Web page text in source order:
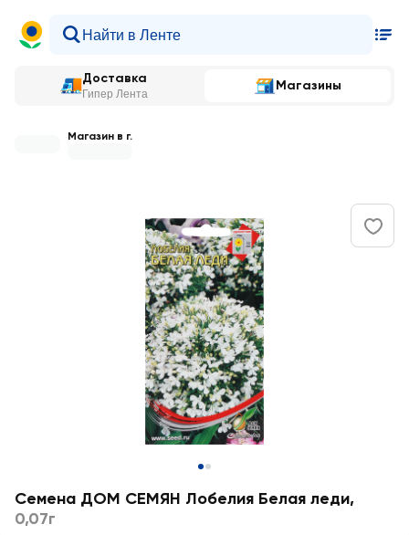
Доставка
Гипер Лента
Магазины
Магазин в г.
Семена ДОМ СЕМЯН Лобелия Белая леди,
0,07г